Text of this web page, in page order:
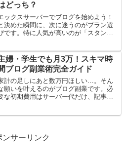
どっち？
ックスサーバーでブログを始めよう！
決めた瞬間に、次に迷うのがプラン選
です。特に人気が高いのが「スタンダ
？」と不安になりますよね。結論から
うと、ほとんどの個人ブ...
婦・学生でも月3万！スキマ時
ブログ副業術完全ガイド
計の足しにあと数万円ほしい…。そん
願いを叶えるのがブログ副業です。必
な初期費用はサーバー代だけ、記事執
ンサーリンク